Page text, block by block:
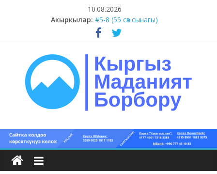
10.08.2026
Акыркылар: #5-8 (55 сөз сынагы)
#15-18 (55 сөз сынагы)
#13-14 (55 сөз сынагы)
#9-10 (55 сөз сынагы)
Кыргыз
маданият